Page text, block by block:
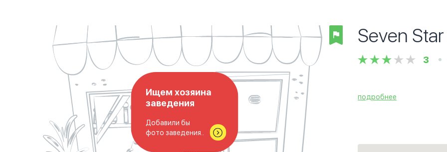
Ищем хозяина
заведения
Добавили бы
фото заведения..
Seven
3
подробнее